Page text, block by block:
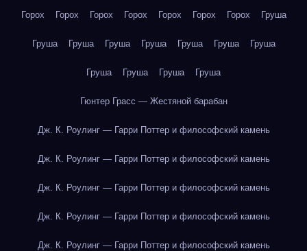
Горох Горох Горох Горох Горох Горох Горох Груша
Груша Груша Груша Груша Груша Груша Груша
Груша Груша Груша Груша
Гюнтер Грасс — Жестяной барабан
Дж. К. Роулинг — Гарри Поттер и философский камень
Дж. К. Роулинг — Гарри Поттер и философский камень
Дж. К. Роулинг — Гарри Поттер и философский камень
Дж. К. Роулинг — Гарри Поттер и философский камень
Дж. К. Роулинг — Гарри Поттер и философский камень